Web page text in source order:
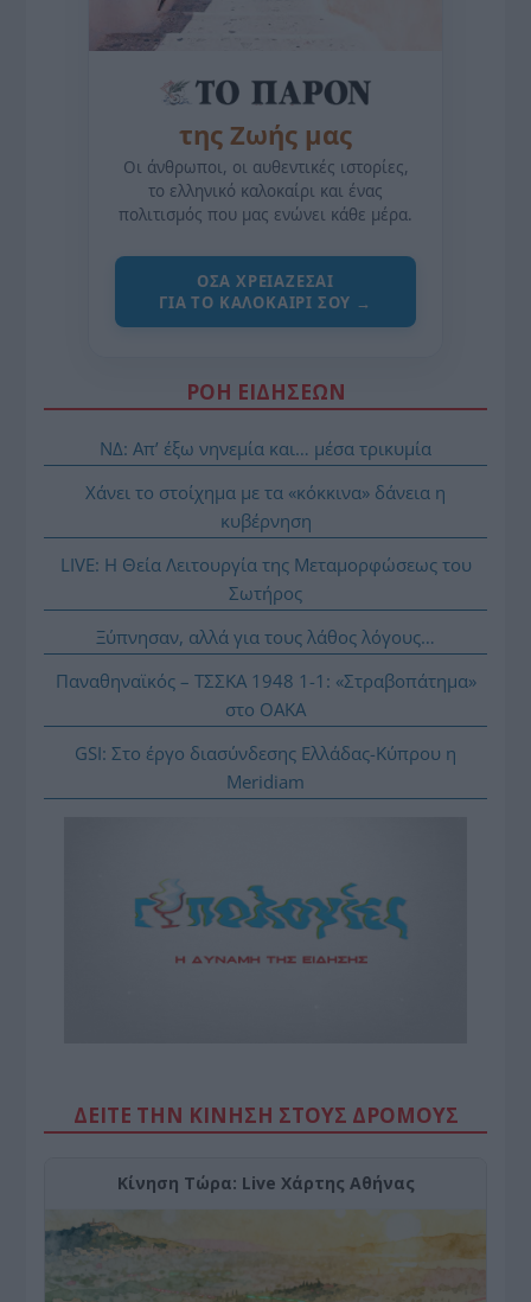
της Ζωής μας
Οι άνθρωποι, οι αυθεντικές ιστορίες,
το ελληνικό καλοκαίρι και ένας
πολιτισμός που μας ενώνει κάθε μέρα.
ΌΣΑ ΧΡΕΙΆΖΕΣΑΙ
ΓΙΑ ΤΟ ΚΑΛΟΚΑΊΡΙ ΣΟΥ →
ΡΟΗ ΕΙΔΗΣΕΩΝ
ΝΔ: Απ’ έξω νηνεμία και… μέσα τρικυμία
Χάνει το στοίχημα με τα «κόκκινα» δάνεια η
κυβέρνηση
LIVE: Η Θεία Λειτουργία της Μεταμορφώσεως του
Σωτήρος
Ξύπνησαν, αλλά για τους λάθος λόγους…
Παναθηναϊκός – ΤΣΣΚΑ 1948 1-1: «Στραβοπάτημα»
στο ΟΑΚΑ
GSI: Στο έργο διασύνδεσης Ελλάδας-Κύπρου η
Meridiam
ΔΕΙΤΕ ΤΗΝ ΚΙΝΗΣΗ ΣΤΟΥΣ ΔΡΌΜΟΥΣ
Κίνηση Τώρα: Live Χάρτης Αθήνας